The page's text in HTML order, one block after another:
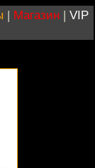
| Магазин | VIP